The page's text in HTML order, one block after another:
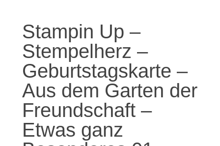
Stampin Up –
Stempelherz –
Geburtstagskarte –
Aus dem Garten der
Freundschaft –
Etwas ganz